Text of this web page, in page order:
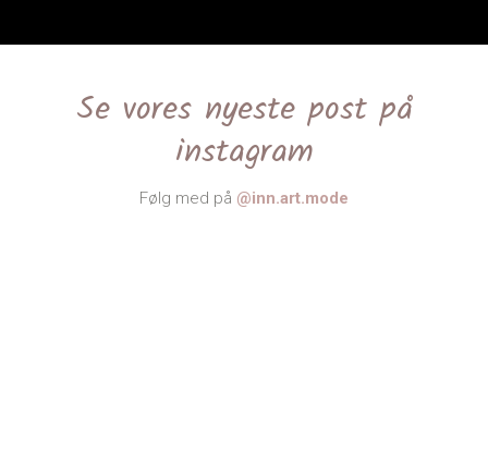
Se vores nyeste post på
instagram
Følg med på @​inn.art.mode